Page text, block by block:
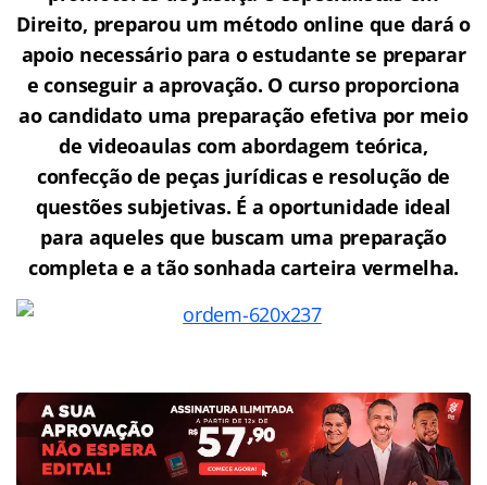
Direito, preparou um método online que dará o
apoio necessário para o estudante se preparar
e conseguir a aprovação. O curso proporciona
ao candidato uma preparação efetiva por meio
de videoaulas com abordagem teórica,
confecção de peças jurídicas e resolução de
questões subjetivas. É a oportunidade ideal
para aqueles que buscam uma preparação
completa e a tão sonhada carteira vermelha.